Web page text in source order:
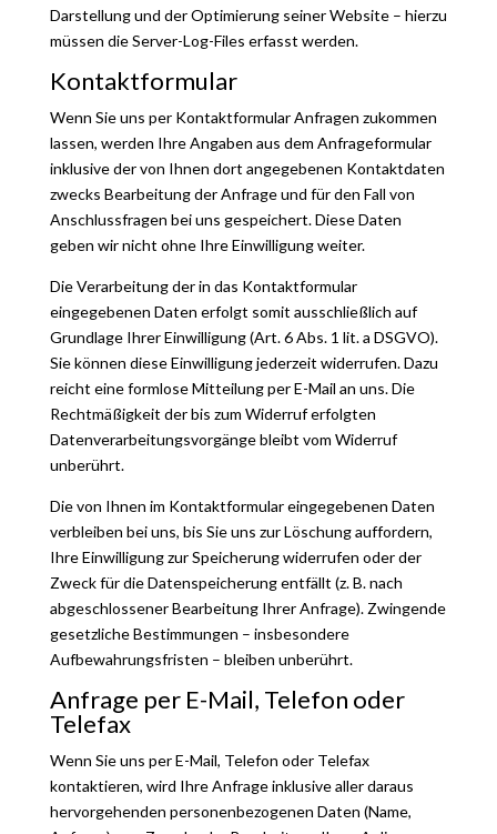
Darstellung und der Optimierung seiner Website – hierzu
müssen die Server-Log-Files erfasst werden.
Kontaktformular
Wenn Sie uns per Kontaktformular Anfragen zukommen
lassen, werden Ihre Angaben aus dem Anfrageformular
inklusive der von Ihnen dort angegebenen Kontaktdaten
zwecks Bearbeitung der Anfrage und für den Fall von
Anschlussfragen bei uns gespeichert. Diese Daten
geben wir nicht ohne Ihre Einwilligung weiter.
Die Verarbeitung der in das Kontaktformular
eingegebenen Daten erfolgt somit ausschließlich auf
Grundlage Ihrer Einwilligung (Art. 6 Abs. 1 lit. a DSGVO).
Sie können diese Einwilligung jederzeit widerrufen. Dazu
reicht eine formlose Mitteilung per E-Mail an uns. Die
Rechtmäßigkeit der bis zum Widerruf erfolgten
Datenverarbeitungsvorgänge bleibt vom Widerruf
unberührt.
Die von Ihnen im Kontaktformular eingegebenen Daten
verbleiben bei uns, bis Sie uns zur Löschung auffordern,
Ihre Einwilligung zur Speicherung widerrufen oder der
Zweck für die Datenspeicherung entfällt (z. B. nach
abgeschlossener Bearbeitung Ihrer Anfrage). Zwingende
gesetzliche Bestimmungen – insbesondere
Aufbewahrungsfristen – bleiben unberührt.
Anfrage per E-Mail, Telefon oder
Telefax
Wenn Sie uns per E-Mail, Telefon oder Telefax
kontaktieren, wird Ihre Anfrage inklusive aller daraus
hervorgehenden personenbezogenen Daten (Name,